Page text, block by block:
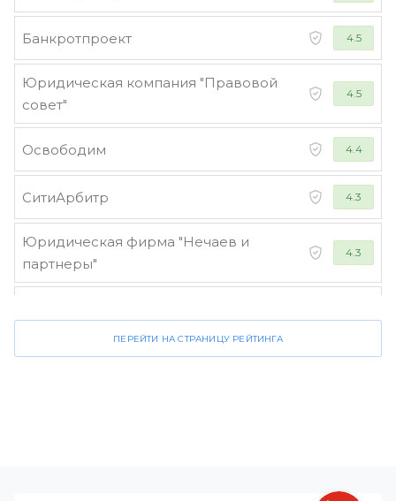
Банкротпроект 4.5
Юридическая компания "Правовой
совет"
4.5
Освободим 4.4
СитиАрбитр 4.3
Юридическая фирма "Нечаев и
партнеры"
4.3
ПЕРЕЙТИ НА СТРАНИЦУ РЕЙТИНГА